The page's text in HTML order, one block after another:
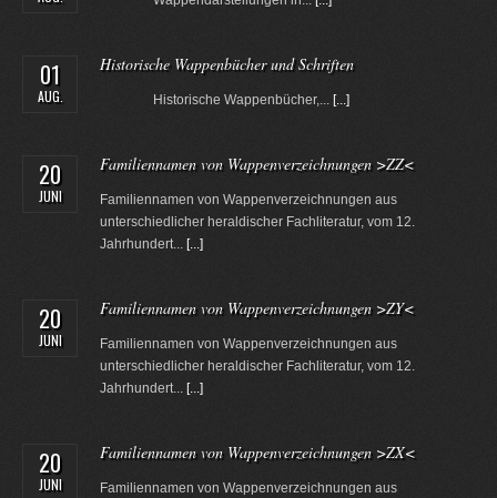
01
AUG.
Historische Wappenbücher und Schriften
Historische Wappenbücher,... [...]
20
JUNI
Familiennamen von Wappenverzeichnungen >ZZ<
Familiennamen von Wappenverzeichnungen aus
unterschiedlicher heraldischer Fachliteratur, vom 12.
Jahrhundert... [...]
20
JUNI
Familiennamen von Wappenverzeichnungen >ZY<
Familiennamen von Wappenverzeichnungen aus
unterschiedlicher heraldischer Fachliteratur, vom 12.
Jahrhundert... [...]
20
JUNI
Familiennamen von Wappenverzeichnungen >ZX<
Familiennamen von Wappenverzeichnungen aus